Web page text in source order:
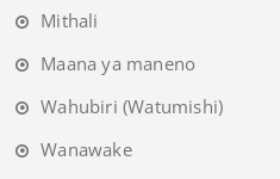
Mithali
Maana ya maneno
Wahubiri (Watumishi)
Wanawake